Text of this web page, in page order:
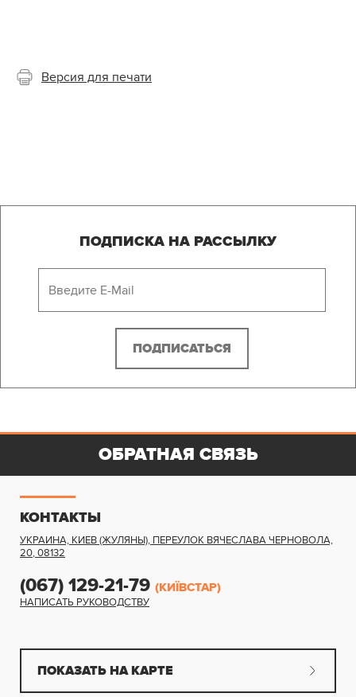
Версия для печати
ПОДПИСКА НА РАССЫЛКУ
КОНТАКТЫ
УКРАИНА, КИЕВ (ЖУЛЯНЫ), ПЕРЕУЛОК ВЯЧЕСЛАВА ЧЕРНОВОЛА,
20,08132
(067) 129-21-79 (КИЇВСТАР)
НАПИСАТЬ РУКОВОДСТВУ
ПОКАЗАТЬ НА КАРТЕ
ОБРАТНАЯ СВЯЗЬ